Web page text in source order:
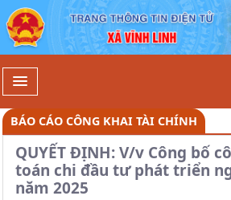
Chi tiết - Xã Vĩnh Linh
BÁO CÁO CÔNG KHAI TÀI CHÍNH
QUYẾT ĐỊNH: V/v Công bố
toán chi đầu tư phát triển
năm 2025